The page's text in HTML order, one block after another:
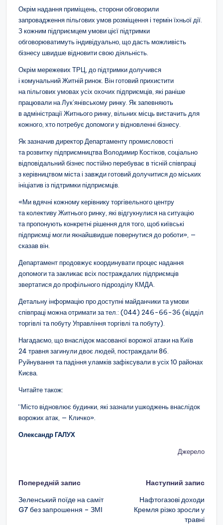
Окрім надання приміщень, сторони обговорили
запровадження пільгових умов розміщення і термін їхньої дії.
З кожним підприємцем умови цієї підтримки
обговорюватимуть індивідуально, що дасть можливість
бізнесу швидше відновити свою діяльність.
Окрім мережевих ТРЦ, до підтримки долучився
і комунальний Житній ринок. Він готовий прихистити
на пільгових умовах усіх охочих підприємців, які раніше
працювали на Лук’янівському ринку. Як запевняють
в адміністрації Житнього ринку, вільних місць вистачить для
кожного, хто потребує допомоги у відновленні бізнесу.
Як зазначив директор Департаменту промисловості
та розвитку підприємництва Володимир Костіков, соціально
відповідальний бізнес постійно перебуває в тісній співпраці
з керівництвом міста і завжди готовий долучитися до міських
ініціатив із підтримки підприємців.
«Ми вдячні кожному керівнику торгівельного центру
та колективу Житнього ринку, які відгукнулися на ситуацію
та пропонують конкретні рішення для того, щоб київські
підприємці могли якнайшвидше повернутися до роботи», —
сказав він.
Департамент продовжує координувати процес надання
допомоги та закликає всіх постраждалих підприємців
звертатися до профільного підрозділу КМДА.
Детальну інформацію про доступні майданчики та умови
співпраці можна отримати за тел.: (044) 246-66-36 (відділ
торгівлі та побуту Управління торгівлі та побуту).
Нагадаємо, що внаслідок масованої ворожої атаки на Київ
24 травня загинули двоє людей, постраждали 86.
Руйнування та падіння уламків зафіксували в усіх 10 районах
Києва.
Читайте також:
“Місто відновлює будинки, які зазнали ушкоджень внаслідок
ворожих атак, — Кличко».
Олександр ГАЛУХ
Джерело
Навігація
по
запису
Попередній запис
Зеленський поїде на саміт
G7 без запрошення – ЗМІ
Наступний запис
Нафтогазові доходи
Кремля різко зросли у
травні